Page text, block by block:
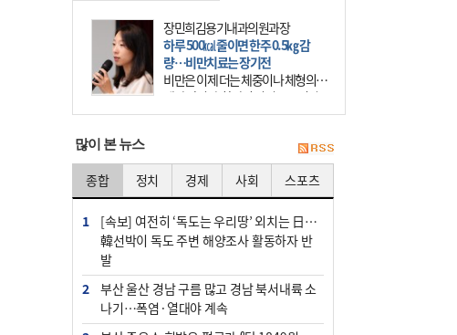
장민희김용기내과의원과장
하루 500㎉ 줄이면 한주 0.5㎏ 감
량…비만치료는 장기전
비만은 이제 더는 체중이나 체형의 문
제가 아니다. 하나의 질병으로 인지
하고 치료와 관리를 해야 한다. 세계
많이 본 뉴스
종합 정치 경제 사회 스포츠
1
[속보] 여전히 ‘독도는 우리땅’ 외치는 日…
韓선박이 독도 주변 해양조사 활동하자 반
발
2
부산 울산 경남 구름 많고 경남 북서내륙 소
나기…폭염·열대야 계속